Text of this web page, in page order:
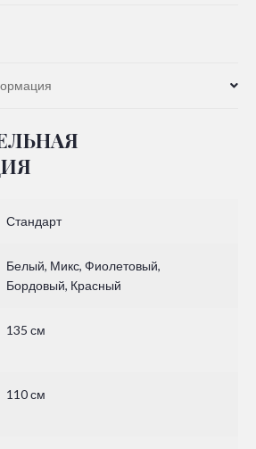
Стандарт
Белый, Микс, Фиолетовый,
Бордовый, Красный
135 см
110 см